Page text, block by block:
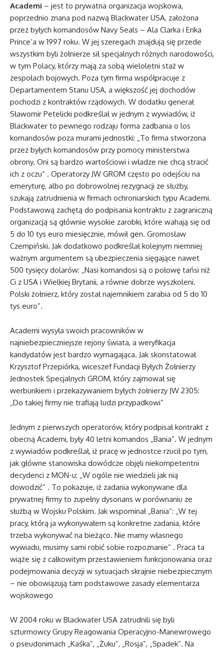
Academi – jest to prywatna organizacja wojskowa,
poprzednio znana pod nazwą Blackwater USA, założona
przez byłych komandosów Navy Seals – Ala Clarka i Erika
Prince’a w 1997 roku. W jej szeregach znajdują się przede
wszystkim byli żołnierze sił specjalnych różnych narodowości,
w tym Polacy, którzy mają za sobą wieloletni staż w
zespołach bojowych. Poza tym firma współpracuje z
Departamentem Stanu USA, a większość jej dochodów
pochodzi z kontraktów rządowych. W dodatku generał
Sławomir Petelicki podkreślał w jednym z wywiadów, iż
Blackwater to pewnego rodzaju forma zadbania o los
komandosów poza murami jednostki: „To firma stworzona
przez byłych komandosów przy pomocy ministerstwa
obrony. Oni są bardzo wartościowi i władze nie chcą stracić
ich z oczu” . Operatorzy JW GROM często po odejściu na
emeryturę, albo po dobrowolnej rezygnacji ze służby,
szukają zatrudnienia w firmach ochroniarskich typu Academi.
Podstawową zachętą do podpisania kontraktu z zagraniczną
organizacją są głównie wysokie zarobki, które wahają się od
5 do 10 tys euro miesięcznie, mówił gen. Gromosław
Czempiński. Jak dodatkowo podkreślał kolejnym niemniej
ważnym argumentem są ubezpieczenia sięgające nawet
500 tysięcy dolarów: „Nasi komandosi są o połowę tańsi niż
Ci z USA i Wielkiej Brytanii, a równie dobrze wyszkoleni.
Polski żołnierz, który został najemnikiem zarabia od 5 do 10
tys euro”.
Academi wysyła swoich pracowników w
najniebezpieczniejsze rejony świata, a weryfikacja
kandydatów jest bardzo wymagająca. Jak skonstatował
Krzysztof Przepiórka, wiceszef Fundacji Byłych Żołnierzy
Jednostek Specjalnych GROM, który zajmował się
werbunkiem i przekazywaniem byłych żołnierzy JW 2305:
„Do takiej firmy nie trafiają ludzi przypadkowi”
Jednym z pierwszych operatorów, który podpisał kontrakt z
obecną Academi, były 40 letni komandos „Bania”. W jednym
z wywiadów podkreślał, iż pracę w jednostce rzucił po tym,
jak główne stanowiska dowódcze objęli niekompetentni
decydenci z MON-u: „W ogóle nie wiedzieli jak nią
dowodzić” . To pokazuje, iż zadania wykonywane dla
prywatnej firmy to zupełny dysonans w porównaniu ze
służbą w Wojsku Polskim. Jak wspominał „Bania”: „W tej
pracy, którą ja wykonywałem są konkretne zadania, które
trzeba wykonywać na bieżąco. Nie mamy własnego
wywiadu, musimy sami robić sobie rozpoznanie” . Praca ta
wiąże się z całkowitym przestawieniem funkcjonowania oraz
podejmowania decyzji w sytuacjach skrajnie niebezpiecznym
– nie obowiązują tam podstawowe zasady elementarza
wojskowego
W 2004 roku w Blackwater USA zatrudnili się byli
szturmowcy Grupy Reagowania Operacyjno-Manewrowego
o pseudonimach „Kaśka”, „Żuku”, „Rosja”, „Spadek”. Na